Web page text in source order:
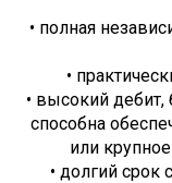
• полная
•
• высокий
способна
или
• долгий срок